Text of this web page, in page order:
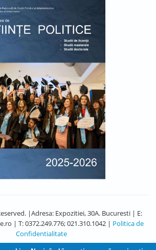
|Adresa: Expozitiei, 30A. Bucuresti | E:
| T: 0372.249.776; 021.310.1042 | Politica de
Confidentialitate